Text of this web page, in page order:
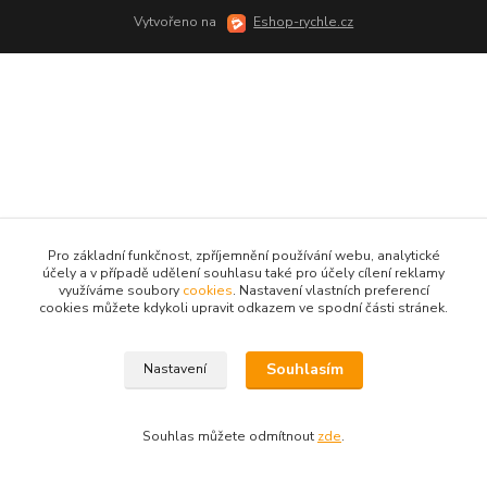
Vytvořeno na Eshop-rychle.cz
Pro základní funkčnost, zpříjemnění používání webu, analytické
účely a v případě udělení souhlasu také pro účely cílení reklamy
využíváme soubory cookies. Nastavení vlastních preferencí
cookies můžete kdykoli upravit odkazem ve spodní části stránek.
Nastavení Souhlasím
Souhlas můžete odmítnout zde.